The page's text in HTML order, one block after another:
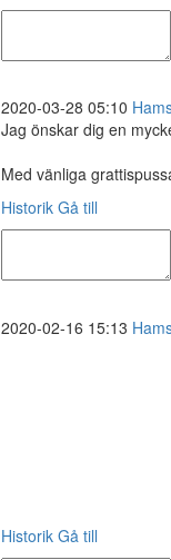
2020-03-28 05:10
Jag önskar dig en
Med vänliga
Historik Gå till
2020-02-16 15:13
Historik Gå till